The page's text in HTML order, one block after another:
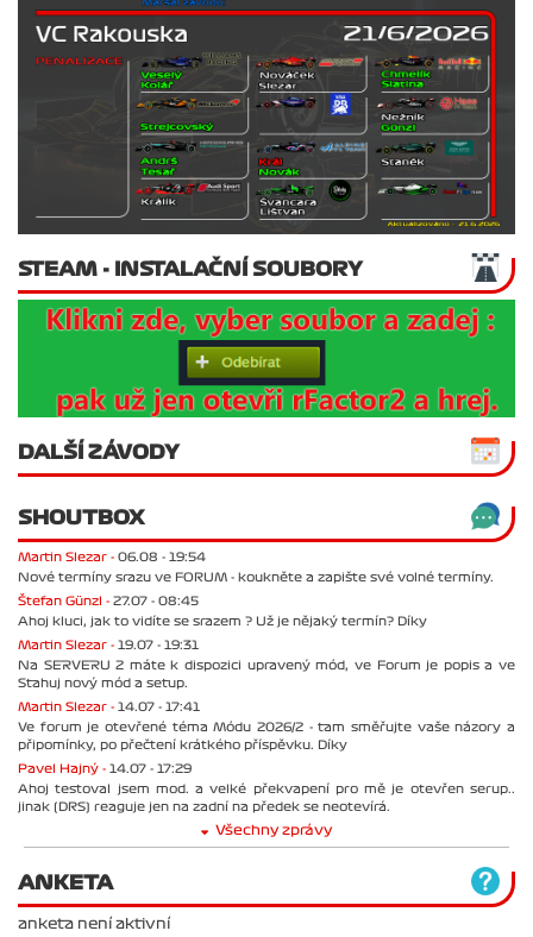
STEAM - INSTALAČNÍ SOUBORY
DALŠÍ ZÁVODY
SHOUTBOX
Martin Slezar - 06.08 - 19:54
Nové termíny srazu ve FORUM - koukněte a zapište své volné termíny.
Štefan Günzl - 27.07 - 08:45
Ahoj kluci, jak to vidíte se srazem ? Už je nějaký termín? Díky
Martin Slezar - 19.07 - 19:31
Na SERVERU 2 máte k dispozici upravený mód, ve Forum je popis a ve
Stahuj nový mód a setup.
Martin Slezar - 14.07 - 17:41
Ve forum je otevřené téma Módu 2026/2 - tam směřujte vaše názory a
připomínky, po přečtení krátkého příspěvku. Díky
Pavel Hajný - 14.07 - 17:29
Ahoj testoval jsem mod. a velké překvapení pro mě je otevřen serup..
jinak (DRS) reaguje jen na zadní na předek se neotevírá.
Všechny zprávy
ANKETA
anketa není aktivní